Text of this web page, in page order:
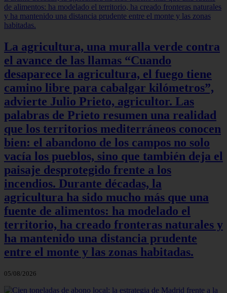
La agricultura, una muralla verde contra
el avance de las llamas “Cuando
desaparece la agricultura, el fuego tiene
camino libre para cabalgar kilómetros”,
advierte Julio Prieto, agricultor. Las
palabras de Prieto resumen una realidad
que los territorios mediterráneos conocen
bien: el abandono de los campos no solo
vacía los pueblos, sino que también deja el
paisaje desprotegido frente a los
incendios. Durante décadas, la
agricultura ha sido mucho más que una
fuente de alimentos: ha modelado el
territorio, ha creado fronteras naturales y
ha mantenido una distancia prudente
entre el monte y las zonas habitadas.
05/08/2026